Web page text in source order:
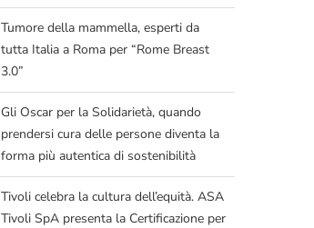
Tumore della mammella, esperti da
tutta Italia a Roma per “Rome Breast
3.0”
Gli Oscar per la Solidarietà, quando
prendersi cura delle persone diventa la
forma più autentica di sostenibilità
Tivoli celebra la cultura dell’equità. ASA
Tivoli SpA presenta la Certificazione per